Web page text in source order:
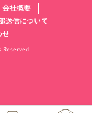
会社概要
送信について
せ
Reserved.